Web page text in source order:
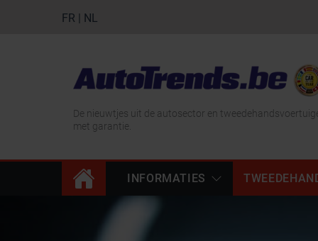
FR | NL
De nieuwtjes uit de autosector en
met garantie.
INFORMATIES